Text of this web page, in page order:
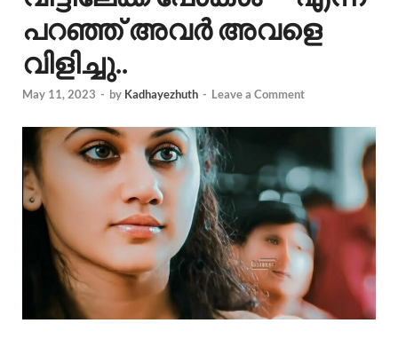
പറഞ്ഞ് അവർ അവളെ
വിളിച്ചു..
May 11, 2023 - by Kadhayezhuth - Leave a Comment